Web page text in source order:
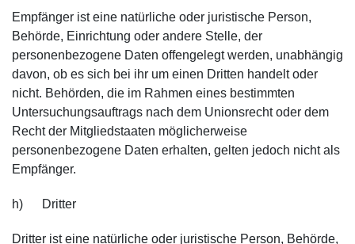
Empfänger ist eine natürliche oder juristische Person,
Behörde, Einrichtung oder andere Stelle, der
personenbezogene Daten offengelegt werden, unabhängig
davon, ob es sich bei ihr um einen Dritten handelt oder
nicht. Behörden, die im Rahmen eines bestimmten
Untersuchungsauftrags nach dem Unionsrecht oder dem
Recht der Mitgliedstaaten möglicherweise
personenbezogene Daten erhalten, gelten jedoch nicht als
Empfänger.
h) Dritter
Dritter ist eine natürliche oder juristische Person, Behörde,